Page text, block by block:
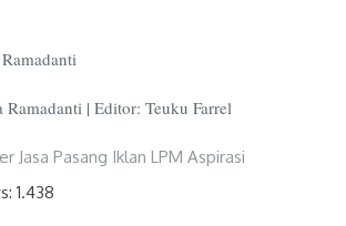
Ramadanti | Editor: Teuku Farrel
1.438